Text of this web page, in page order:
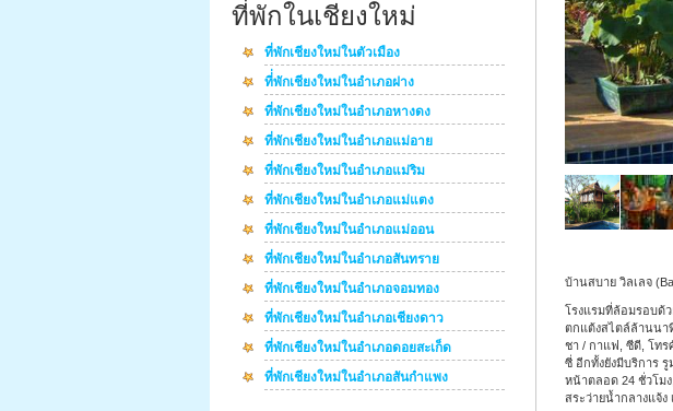
ที่พักในเชียงใหม่
ที่พักเชียงใหม่ในตัวเมือง
ที่่พักเชียงใหม่ในอำเภอฝาง
ที่พักเชียงใหม่ในอำเภอหางดง
ที่พักเชียงใหม่ในอำเภอแม่อาย
ที่พักเชียงใหม่ในอำเภอแม่ริม
ที่พักเชียงใหม่ในอำเภอแม่แตง
ที่พักเชียงใหม่ในอำเภอแม่ออน
ที่พักเชียงใหม่ในอำเภอสันทราย
ที่พักเชียงใหม่ในอำเภอจอมทอง
ที่พักเชียงใหม่ในอำเภอเชียงดาว
ที่พักเชียงใหม่ในอำเภอดอยสะเก็ด
ที่พักเชียงใหม่ในอำเภอสันกำแพง
บ้านสบาย วิลเลจ
โรงแรมที่ล้อมรอบด้
ตกแต้งสไตล์ล้านนา
ชา / กาแฟ, ซีดี, โทร
ซี่ อีกทั้งยังมีบริการ
หน้าตลอด 24 ชั่วโม
สระว่ายน้ำกลางแจ้ง